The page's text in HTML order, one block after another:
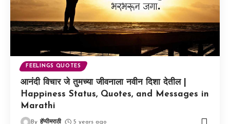
FEELINGS QUOTES
आनंदी विचार जे तुमच्या जीवनाला नवीन दिशा देतील |
Happiness Status, Quotes, and Messages in
Marathi
By हॅप्पीमराठी 5 years ago